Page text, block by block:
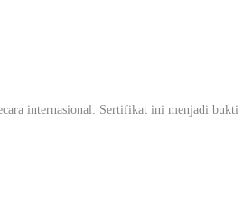
internasional. Sertifikat ini menjadi bukti